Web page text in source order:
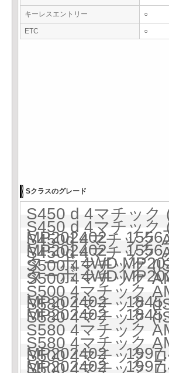
キーレスエントリー ○
ETC ○
Sクラスのグレード
S450 d 4マチック
MP202402 1556
S450 d 4マチック
MP202402 1556
S450d 4マチック
ターボ 4WD
S450d 4マチック
ターボ 4WD
S500 4マチック
S500 4マチック
MP202402
S500 4マチック
MP202402
S580 4マチック
S580 4マチック
S580 4マチック
MP202402
S580 4マチック
MP202402
S500 4マチック
S500 4マチック